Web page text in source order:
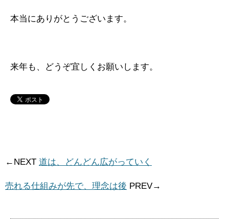
本当にありがとうございます。
来年も、どうぞ宜しくお願いします。
←NEXT 道は、どんどん広がっていく
売れる仕組みが先で、理念は後 PREV→